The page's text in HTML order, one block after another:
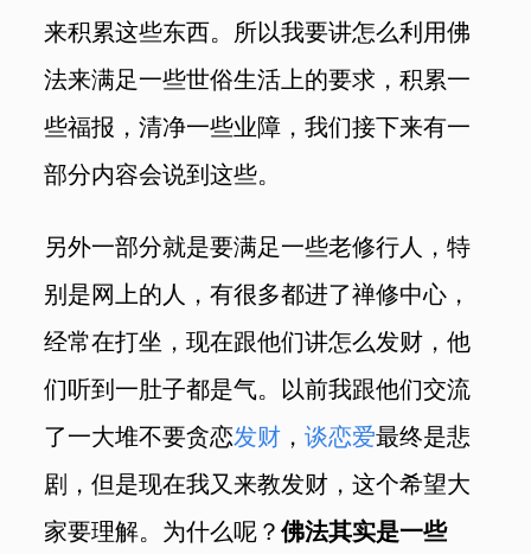
来积累这些东西。所以我要讲怎么利用佛
法来满足一些世俗生活上的要求，积累一
些福报，清净一些业障，我们接下来有一
部分内容会说到这些。
另外一部分就是要满足一些老修行人，特
别是网上的人，有很多都进了禅修中心，
经常在打坐，现在跟他们讲怎么发财，他
们听到一肚子都是气。以前我跟他们交流
了一大堆不要贪恋发财 ，谈恋爱最终是悲
剧，但是现在我又来教发财，这个希望大
家要理解。为什么呢？佛法其实是一些